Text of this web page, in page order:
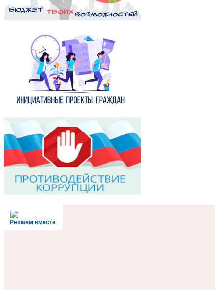
Решаем вместе